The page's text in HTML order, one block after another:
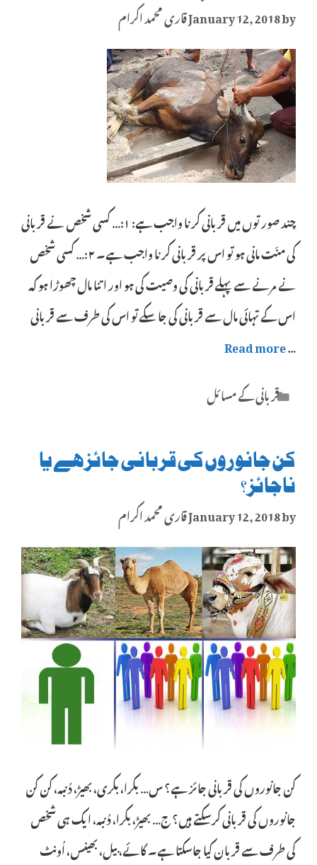
January 12, 2018by قاری محمد اکرام
چند صورتوں میں قربانی کرنا واجب ہے: ۱:… کسی شخص نے قربانی
کی منّت مانی ہو تو اس پر قربانی کرنا واجب ہے۔ ۲:… کسی شخص
نے مرنے سے پہلے قربانی کی وصیت کی ہو اور اتنا مال چھوڑا ہو کہ
اس کے تہائی مال سے قربانی کی جاسکے تو اس کی طرف سے قربانی
…
Read more
Categories
قربانی کے مسائل
کن جانوروں کی قربانی جائز ہے یا
ناجائز؟
January 12, 2018by قاری محمد اکرام
کن جانوروں کی قربانی جائز ہے؟ س… بکرا، بکری، بھیڑ، دُنبہ، کن کن
جانوروں کی قربانی کرسکتے ہیں؟ ج… بھیڑ، بکرا، دُنبہ، ایک ہی شخص
کی طرف سے قربان کیا جاسکتا ہے۔ گائے، بیل، بھینس، اُونٹ